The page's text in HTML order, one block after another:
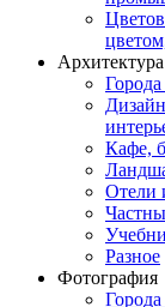
Архитектура
Кафе,
Отели
Разное
Фотография